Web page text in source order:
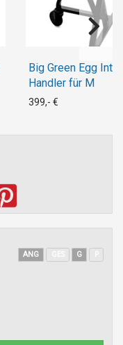
Big Green Egg
Handler für M
399,- €
ANG G